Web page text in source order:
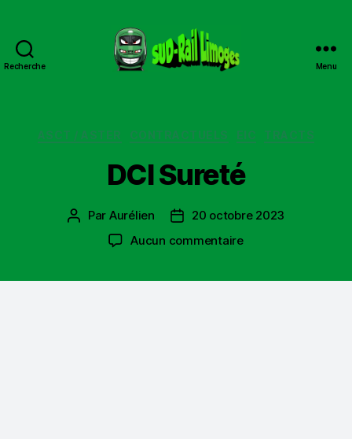
Recherche Menu
Catégories
ASCT / ASTER CONTRACTUELS EIC TRACTS
DCI Sureté
Auteur
l’article
Par Aurélien
Date20 octobre 2023
Aucun commentairesur